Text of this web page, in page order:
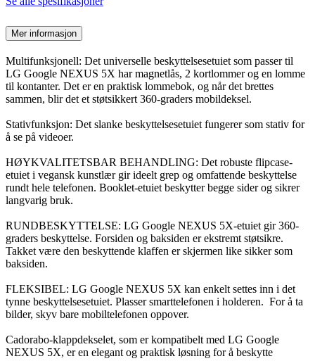
Mer informasjon
Multifunksjonell: Det universelle beskyttelsesetuiet som passer til
LG Google NEXUS 5X har magnetlås, 2 kortlommer og en lomme
til kontanter. Det er en praktisk lommebok, og når det brettes
sammen, blir det et støtsikkert 360-graders mobildeksel.
Stativfunksjon: Det slanke beskyttelsesetuiet fungerer som stativ for
å se på videoer.
HØYKVALITETSBAR BEHANDLING: Det robuste flipcase-
etuiet i vegansk kunstlær gir ideelt grep og omfattende beskyttelse
rundt hele telefonen. Booklet-etuiet beskytter begge sider og sikrer
langvarig bruk.
RUNDBESKYTTELSE: LG Google NEXUS 5X-etuiet gir 360-
graders beskyttelse. Forsiden og baksiden er ekstremt støtsikre.
Takket være den beskyttende klaffen er skjermen like sikker som
baksiden.
FLEKSIBEL: LG Google NEXUS 5X kan enkelt settes inn i det
tynne beskyttelsesetuiet. Plasser smarttelefonen i holderen. For å ta
bilder, skyv bare mobiltelefonen oppover.
Cadorabo-klappdekselet, som er kompatibelt med LG Google
NEXUS 5X, er en elegant og praktisk løsning for å beskytte